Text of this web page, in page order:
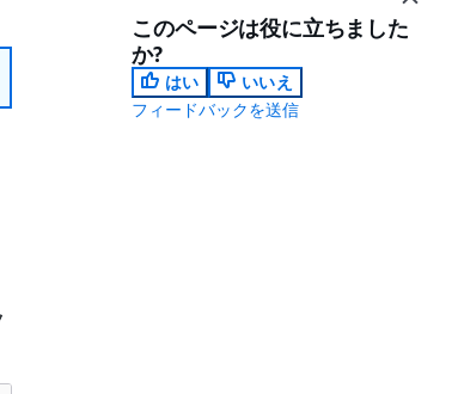
このページは役に立ちました
か?
はい
いいえ
フィードバックを送信